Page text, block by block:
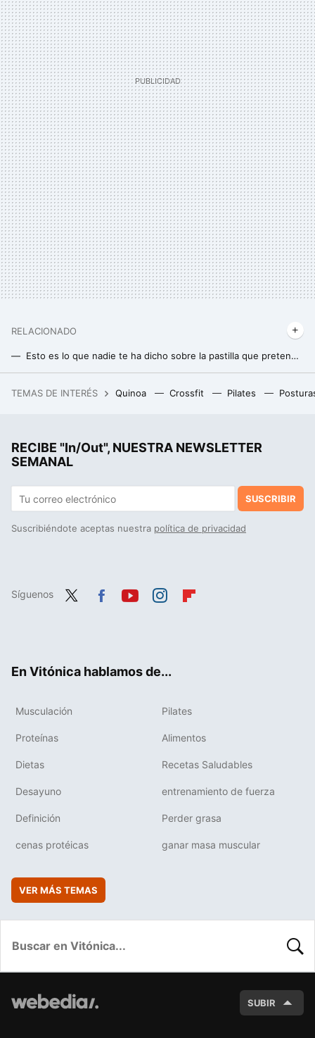
RELACIONADO
Esto es lo que nadie te ha dicho sobre la pastilla que pretende reemplazar al ejercicio
Este vino tinto de Mercadona te conquistará: es ideal para cualquier ocasión (y nadie sabrá que cuesta menos de 3 euros)
TEMAS DE INTERÉS Quinoa Crossfit Pilates
RECIBE "In/Out", NUESTRA NEWSLETTER
SEMANAL
SUSCRIBIR
Suscribiéndote aceptas nuestra política de privacidad
Síguenos
En Vitónica hablamos de...
Musculación Pilates
Proteínas Alimentos
Dietas Recetas Saludables
Desayuno entrenamiento de fuerza
Definición Perder grasa
cenas protéicas ganar masa muscular
VER MÁS TEMAS
SUBIR